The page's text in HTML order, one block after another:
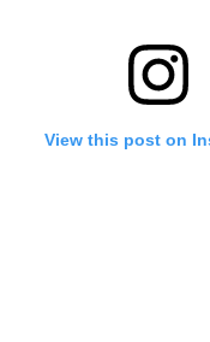
View this post on